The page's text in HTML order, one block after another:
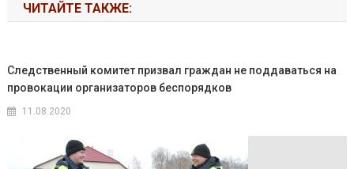
ЧИТАЙТЕ ТАКЖЕ:
Следственный комитет призвал граждан не поддаваться на
провокации организаторов беспорядков
11.08.2020